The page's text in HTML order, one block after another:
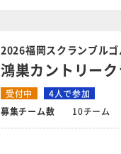
2026福岡スクランブル
鴻巣カントリーク
受付中 4人で参加
募集チーム数 10チーム